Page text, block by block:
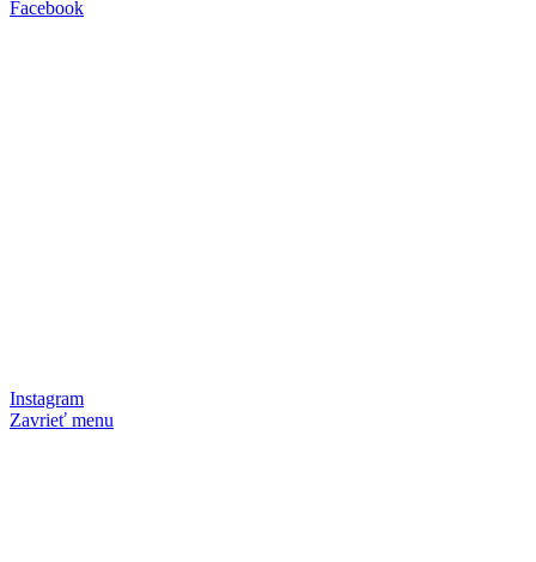
Facebook
Instagram
Zavrieť menu